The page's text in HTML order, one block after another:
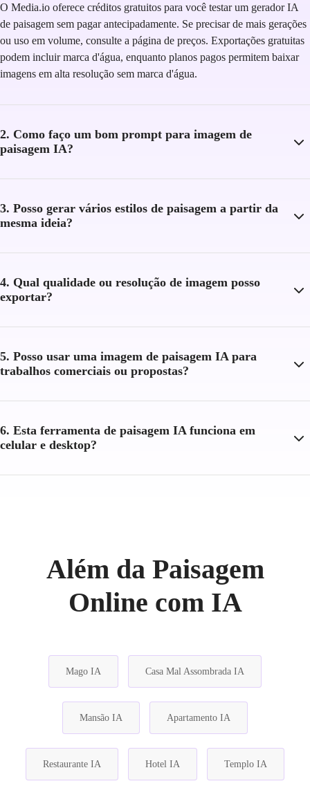
O Media.io oferece créditos gratuitos para você testar um gerador IA
de paisagem sem pagar antecipadamente. Se precisar de mais gerações
ou uso em volume, consulte a página de preços. Exportações gratuitas
podem incluir marca d'água, enquanto planos pagos permitem baixar
imagens em alta resolução sem marca d'água.
2. Como faço um bom prompt para imagem de
paisagem IA?
3. Posso gerar vários estilos de paisagem a partir da
mesma ideia?
4. Qual qualidade ou resolução de imagem posso
exportar?
5. Posso usar uma imagem de paisagem IA para
trabalhos comerciais ou propostas?
6. Esta ferramenta de paisagem IA funciona em
celular e desktop?
Além da Paisagem
Online com IA
Mago IA Casa Mal Assombrada IA
Mansão IA Apartamento IA
Restaurante IA Hotel IA Templo IA